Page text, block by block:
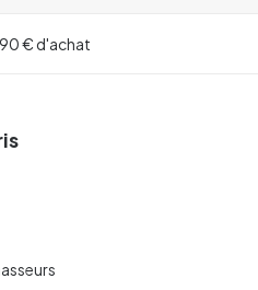
€ d'achat